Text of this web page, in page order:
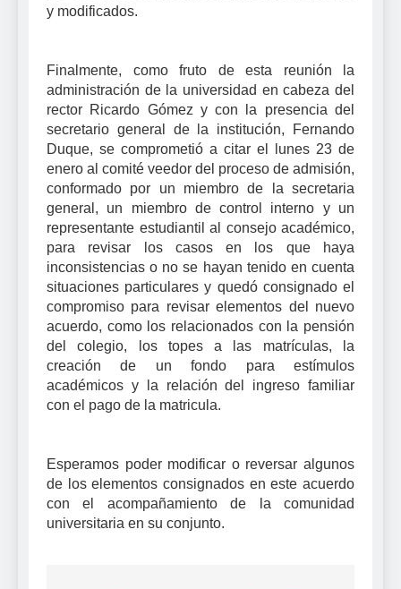
y modificados.
Finalmente, como fruto de esta reunión la
administración de la universidad en cabeza del
rector Ricardo Gómez y con la presencia del
secretario general de la institución, Fernando
Duque, se comprometió a citar el lunes 23 de
enero al comité veedor del proceso de admisión,
conformado por un miembro de la secretaria
general, un miembro de control interno y un
representante estudiantil al consejo académico,
para revisar los casos en los que haya
inconsistencias o no se hayan tenido en cuenta
situaciones particulares y quedó consignado el
compromiso para revisar elementos del nuevo
acuerdo, como los relacionados con la pensión
del colegio, los topes a las matrículas, la
creación de un fondo para estímulos
académicos y la relación del ingreso familiar
con el pago de la matricula.
Esperamos poder modificar o reversar algunos
de los elementos consignados en este acuerdo
con el acompañamiento de la comunidad
universitaria en su conjunto.